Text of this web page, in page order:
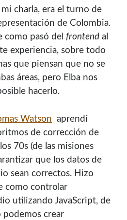
charla, era el turno de
de Colombia.
como pasó delfrontend al
experiencia, sobre todo
que piensan que no se
áreas, pero Elba nos
hacerlo.
Watson aprendí
de corrección de
70s (de las misiones
que los datos de
sean correctos. Hizo
como controlar
utilizando JavaScript, de
podemos crear